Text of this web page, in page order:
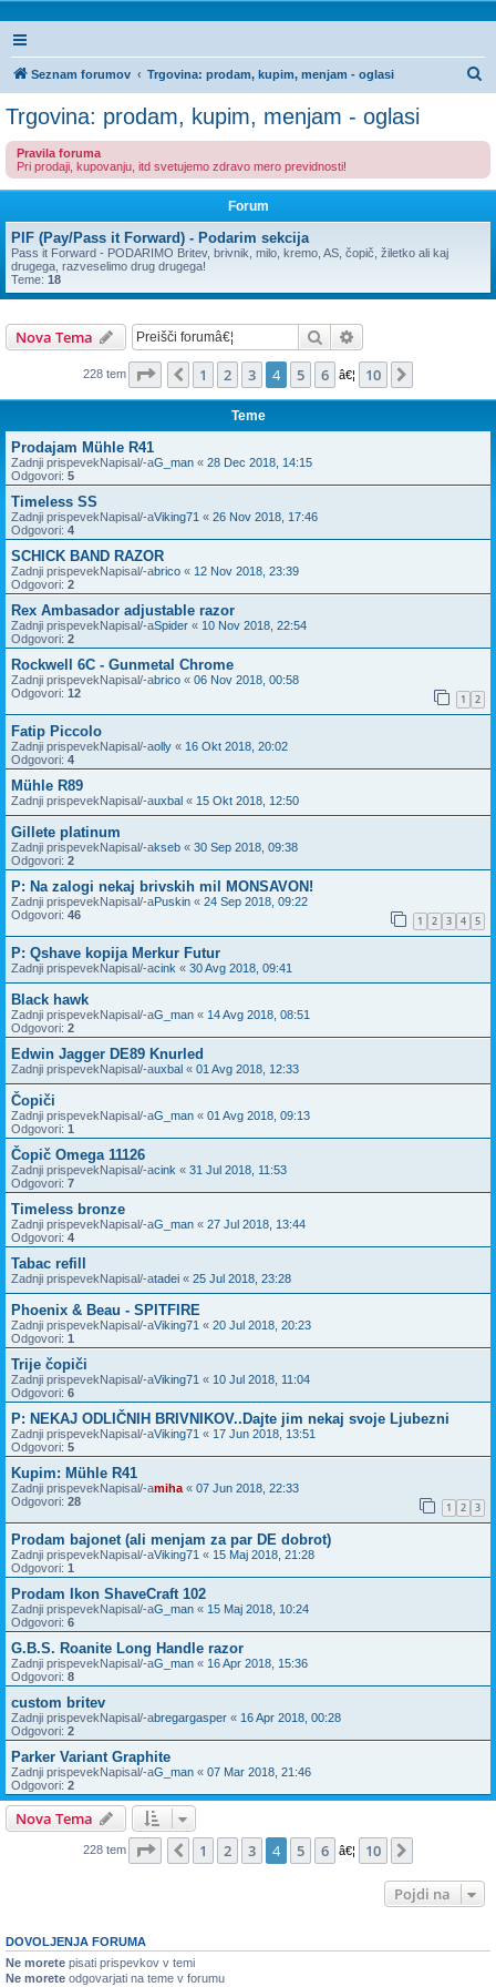
Seznam forumov Trgovina: prodam, kupim, menjam - oglasi
n
Trgovina: prodam, kupim, menjam - oglasi
Pravila foruma
Pri prodaji, kupovanju, itd svetujemo zdravo mero previdnosti!
Forum
PIF (Pay/Pass it Forward) - Podarim sekcija
Pass it Forward - PODARIMO Britev, brivnik, milo, kremo, AS, čopič, žiletko ali kaj
drugega, razveselimo drug drugega!
Teme: 18
Nova Tema Iskanje
228 tem Stran 4 od10
Prejšnja
1 2 3 4 5 6 â€¦ 10
Teme
Prodajam Mühle R41
Zadnji prispevekNapisal/-aG_man « 28 Dec 2018, 14:15
Odgovori: 5
Timeless SS
Zadnji prispevekNapisal/-aViking71 « 26 Nov 2018, 17:46
Odgovori: 4
SCHICK BAND RAZOR
Zadnji prispevekNapisal/-abrico « 12 Nov 2018, 23:39
Odgovori: 2
Rex Ambasador adjustable razor
Zadnji prispevekNapisal/-aSpider « 10 Nov 2018, 22:54
Odgovori: 2
Rockwell 6C - Gunmetal Chrome
Zadnji prispevekNapisal/-abrico « 06 Nov 2018, 00:58
Odgovori: 12 1 2
Fatip Piccolo
Zadnji prispevekNapisal/-aolly « 16 Okt 2018, 20:02
Odgovori: 4
Mühle R89
Zadnji prispevekNapisal/-auxbal « 15 Okt 2018, 12:50
Gillete platinum
Zadnji prispevekNapisal/-akseb « 30 Sep 2018, 09:38
Odgovori: 2
P: Na zalogi nekaj brivskih mil MONSAVON!
Zadnji prispevekNapisal/-aPuskin « 24 Sep 2018, 09:22
Odgovori: 46 1 2 3 4 5
P: Qshave kopija Merkur Futur
Zadnji prispevekNapisal/-acink « 30 Avg 2018, 09:41
Black hawk
Zadnji prispevekNapisal/-aG_man « 14 Avg 2018, 08:51
Odgovori: 2
Edwin Jagger DE89 Knurled
Zadnji prispevekNapisal/-auxbal « 01 Avg 2018, 12:33
Čopiči
Zadnji prispevekNapisal/-aG_man « 01 Avg 2018, 09:13
Odgovori: 1
Čopič Omega 11126
Zadnji prispevekNapisal/-acink « 31 Jul 2018, 11:53
Odgovori: 7
Timeless bronze
Zadnji prispevekNapisal/-aG_man « 27 Jul 2018, 13:44
Odgovori: 4
Tabac refill
Zadnji prispevekNapisal/-atadei « 25 Jul 2018, 23:28
Phoenix & Beau - SPITFIRE
Zadnji prispevekNapisal/-aViking71 « 20 Jul 2018, 20:23
Odgovori: 1
Trije čopiči
Zadnji prispevekNapisal/-aViking71 « 10 Jul 2018, 11:04
Odgovori: 6
P: NEKAJ ODLIČNIH BRIVNIKOV..Dajte jim nekaj svoje Ljubezni
Zadnji prispevekNapisal/-aViking71 « 17 Jun 2018, 13:51
Odgovori: 5
Kupim: Mühle R41
Zadnji prispevekNapisal/-amiha « 07 Jun 2018, 22:33
Odgovori: 28 1 2 3
Prodam bajonet (ali menjam za par DE dobrot)
Zadnji prispevekNapisal/-aViking71 « 15 Maj 2018, 21:28
Odgovori: 1
Prodam Ikon ShaveCraft 102
Zadnji prispevekNapisal/-aG_man « 15 Maj 2018, 10:24
Odgovori: 6
G.B.S. Roanite Long Handle razor
Zadnji prispevekNapisal/-aG_man « 16 Apr 2018, 15:36
Odgovori: 8
custom britev
Zadnji prispevekNapisal/-abregargasper « 16 Apr 2018, 00:28
Odgovori: 2
Parker Variant Graphite
Zadnji prispevekNapisal/-aG_man « 07 Mar 2018, 21:46
Odgovori: 2
Nova Tema
228 tem Stran 4 od10
Prejšnja
1 2 3 4 5 6 â€¦ 10
Pojdi na
DOVOLJENJA FORUMA
Ne morete pisati prispevkov v temi
Ne morete odgovarjati na teme v forumu